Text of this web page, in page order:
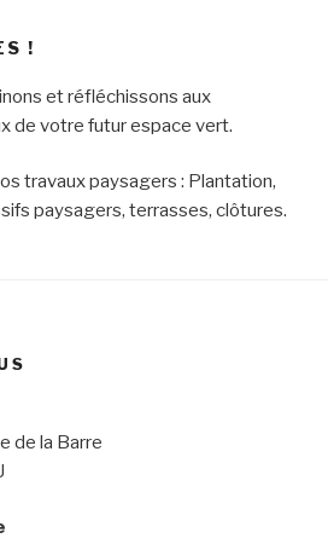
!
et réfléchissons aux
de votre futur espace vert.
travaux paysagers : Plantation,
paysagers, terrasses, clôtures.
de la Barre